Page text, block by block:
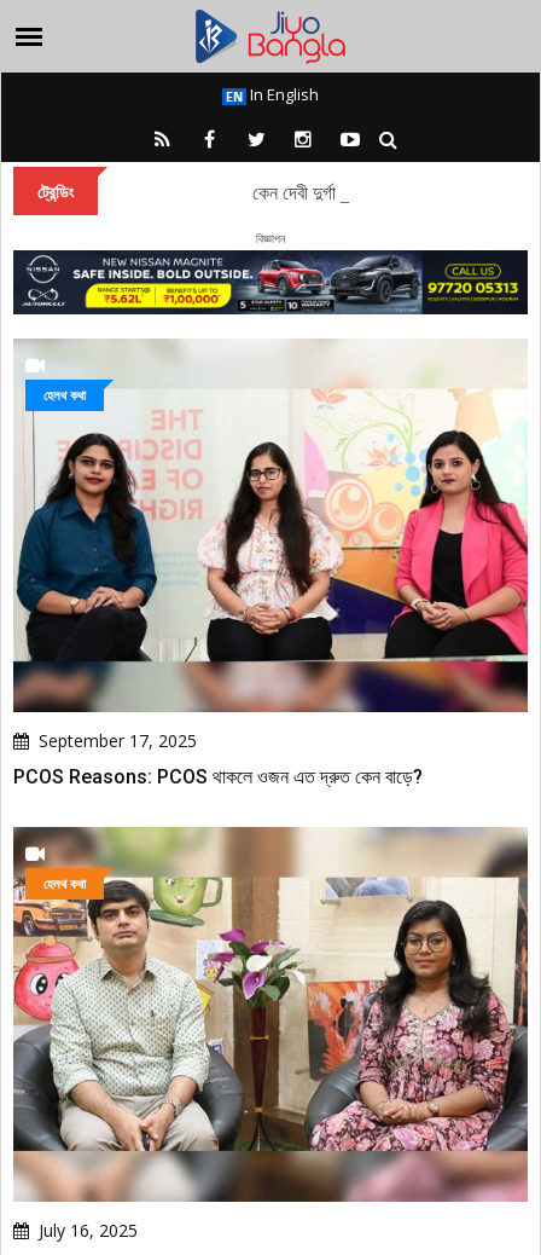
In English
ট্রেন্ডিং কেন দেবী দুর্গা বারাণসীতে চিরকাল অধিষ্ঠান
বিজ্ঞাপন
হেলথ কথা
September 17, 2025
PCOS Reasons: PCOS থাকলে ওজন এত দ্রুত কেন বাড়ে?
হেলথ কথা
July 16, 2025